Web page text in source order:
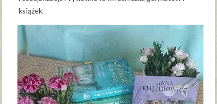
książek.